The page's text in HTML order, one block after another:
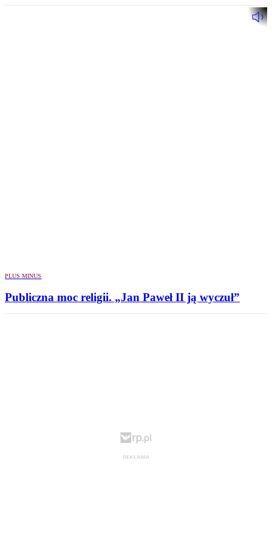
PLUS MINUS
Publiczna moc religii. „Jan Paweł II ją wyczuł”